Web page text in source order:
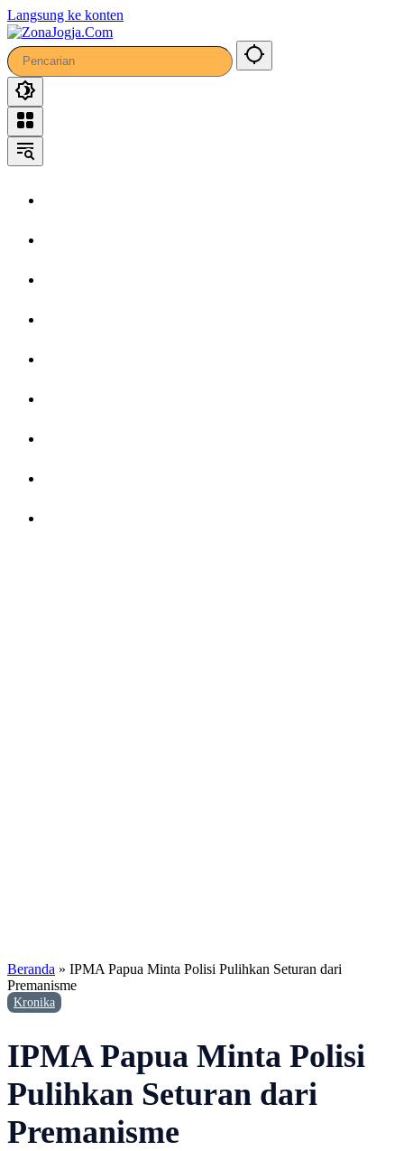
Langsung ke konten
Beranda » IPMA Papua Minta Polisi Pulihkan Seturan dari
Premanisme
Kronika
IPMA Papua Minta Polisi
Pulihkan Seturan dari
Premanisme